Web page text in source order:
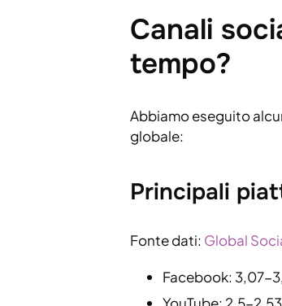
Canali
tempo?
Abbiamo eseguito
globale:
Principali
Fonte dati: Global
Facebook: 3,07-